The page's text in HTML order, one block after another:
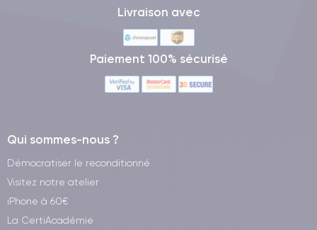
Livraison avec
Paiement 100% sécurisé
Qui sommes-nous ?
Démocratiser le reconditionné
Visitez notre atelier
iPhone à 60€
La CertiAcadémie